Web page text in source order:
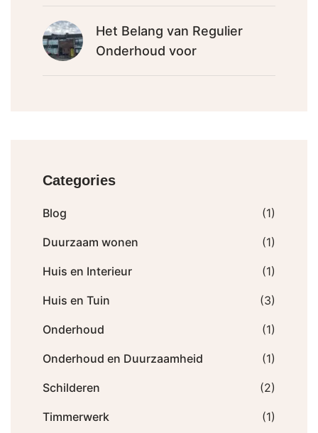
Het Belang van Regulier
Onderhoud voor
Categories
Blog (1)
Duurzaam wonen (1)
Huis en Interieur (1)
Huis en Tuin (3)
Onderhoud (1)
Onderhoud en Duurzaamheid (1)
Schilderen (2)
Timmerwerk (1)